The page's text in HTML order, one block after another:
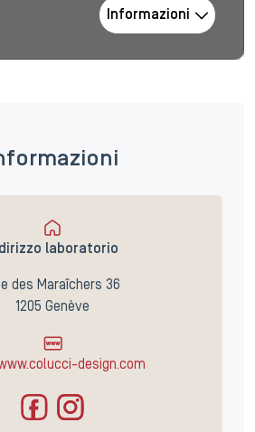
Informazioni
laboratorio
des Maraîchers 36
1205 Genève
design.com